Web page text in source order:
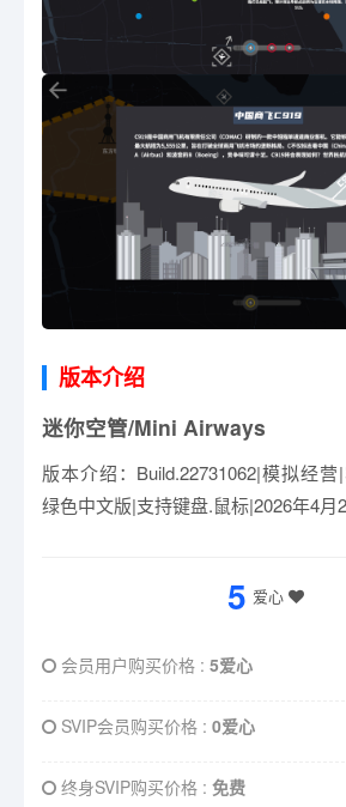
版本介绍
迷你空管/Mini Airways
版本介绍：Build.22731062|模拟经
绿色中文版|支持键盘.鼠标|2026年4月
5 爱心
会员用户购买价格 : 5爱心
SVIP会员购买价格 : 0爱心
终身SVIP购买价格 : 免费